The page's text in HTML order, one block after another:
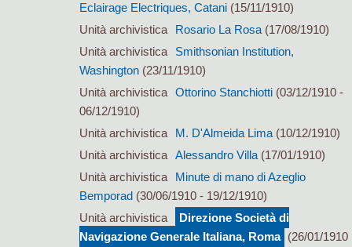
Eclairage Electriques, Catani(15/11/1910)
Unità archivistica
Rosario La Rosa(17/08/1910)
Unità archivistica
Smithsonian Institution,
Washington(23/11/1910)
Unità archivistica Ottorino Stanchiotti(03/12/1910 -
06/12/1910)
Unità archivistica
M. D'Almeida Lima(10/12/1910)
Unità archivistica Alessandro Villa(17/01/1910)
Unità archivistica
Minute di mano di Azeglio
Bemporad(30/06/1910 - 19/12/1910)
Unità archivistica
Direzione Società di
Navigazione Generale Italiana, Roma (26/01/1910